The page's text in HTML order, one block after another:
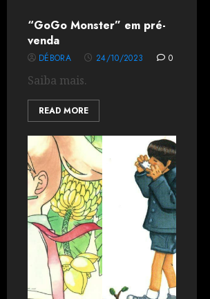
“GoGo Monster” em pré-
venda
DÉBORA 24/10/2023 0
Saiba mais.
READ MORE